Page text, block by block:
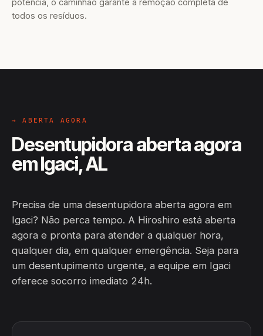
potência, o caminhão garante a remoção completa de
todos os resíduos.
→ ABERTA AGORA
Desentupidora aberta agora
em Igaci, AL
Precisa de uma desentupidora aberta agora em
Igaci? Não perca tempo. A Hiroshiro está aberta
agora e pronta para atender a qualquer hora,
qualquer dia, em qualquer emergência. Seja para
um desentupimento urgente, a equipe em Igaci
oferece socorro imediato 24h.